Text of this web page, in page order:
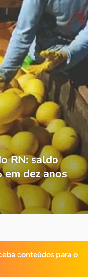
RN: saldo
em dez anos
conteúdos para o